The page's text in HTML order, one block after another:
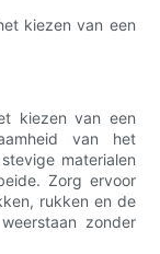
kiezen van een
kiezen van een
van het
materialen
Zorg ervoor
rukken en de
​​zonder